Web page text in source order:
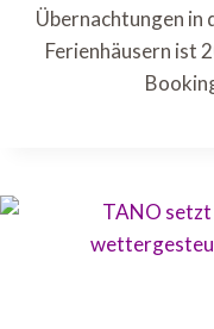
Übernachtungen in
Ferienhäusern ist